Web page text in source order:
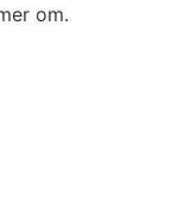
om.